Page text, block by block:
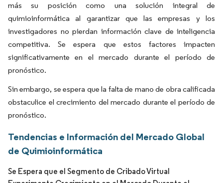
más su posición como una solución integral de
quimioinformática al garantizar que las empresas y los
investigadores no pierdan información clave de inteligencia
competitiva. Se espera que estos factores impacten
significativamente en el mercado durante el período de
pronóstico.
Sin embargo, se espera que la falta de mano de obra calificada
obstaculice el crecimiento del mercado durante el período de
pronóstico.
Tendencias e Información del Mercado Global
de Quimioinformática
Se Espera que el Segmento de Cribado Virtual